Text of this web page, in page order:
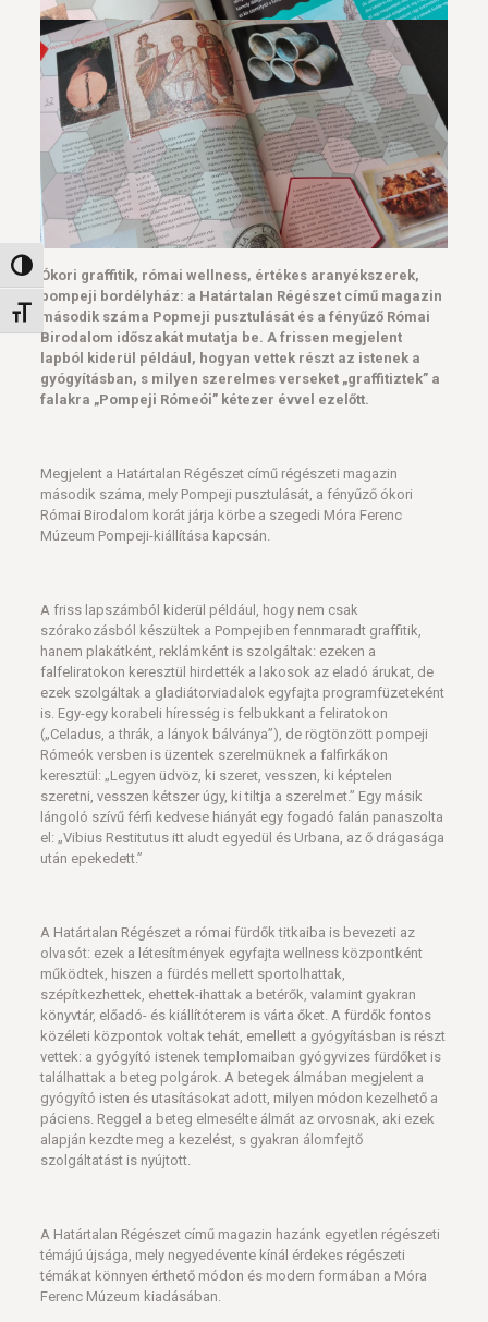
Nagy kontraszt váltása
Betűméret váltása
Ókori graffitik, római wellness, értékes aranyékszerek,
pompeji bordélyház: a Határtalan Régészet című magazin
második száma Popmeji pusztulását és a fényűző Római
Birodalom időszakát mutatja be. A frissen megjelent
lapból kiderül például, hogyan vettek részt az istenek a
gyógyításban, s milyen szerelmes verseket „graffitiztek” a
falakra „Pompeji Rómeói” kétezer évvel ezelőtt.
Megjelent a Határtalan Régészet című régészeti magazin
második száma, mely Pompeji pusztulását, a fényűző ókori
Római Birodalom korát járja körbe a szegedi Móra Ferenc
Múzeum Pompeji-kiállítása kapcsán.
A friss lapszámból kiderül például, hogy nem csak
szórakozásból készültek a Pompejiben fennmaradt graffitik,
hanem plakátként, reklámként is szolgáltak: ezeken a
falfeliratokon keresztül hirdették a lakosok az eladó árukat, de
ezek szolgáltak a gladiátorviadalok egyfajta programfüzeteként
is. Egy-egy korabeli híresség is felbukkant a feliratokon
(„Celadus, a thrák, a lányok bálványa”), de rögtönzött pompeji
Rómeók versben is üzentek szerelmüknek a falfirkákon
keresztül: „Legyen üdvöz, ki szeret, vesszen, ki képtelen
szeretni, vesszen kétszer úgy, ki tiltja a szerelmet.” Egy másik
lángoló szívű férfi kedvese hiányát egy fogadó falán panaszolta
el: „Vibius Restitutus itt aludt egyedül és Urbana, az ő drágasága
után epekedett.”
A Határtalan Régészet a római fürdők titkaiba is bevezeti az
olvasót: ezek a létesítmények egyfajta wellness központként
működtek, hiszen a fürdés mellett sportolhattak,
szépítkezhettek, ehettek-ihattak a betérők, valamint gyakran
könyvtár, előadó- és kiállítóterem is várta őket. A fürdők fontos
közéleti központok voltak tehát, emellett a gyógyításban is részt
vettek: a gyógyító istenek templomaiban gyógyvizes fürdőket is
találhattak a beteg polgárok. A betegek álmában megjelent a
gyógyító isten és utasításokat adott, milyen módon kezelhető a
páciens. Reggel a beteg elmesélte álmát az orvosnak, aki ezek
alapján kezdte meg a kezelést, s gyakran álomfejtő
szolgáltatást is nyújtott.
A Határtalan Régészet című magazin hazánk egyetlen régészeti
témájú újsága, mely negyedévente kínál érdekes régészeti
témákat könnyen érthető módon és modern formában a Móra
Ferenc Múzeum kiadásában.